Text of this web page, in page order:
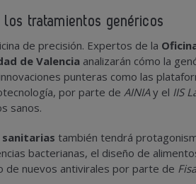
tratamientos genéricos
de precisión. Expertos de la
de Valencia analizarán cómo la
punteras como las
por parte de AINIAy el IIS
sanos.
sanitarias también tendrá
bacterianas, el diseño de
de nuevos antivirales por parte de